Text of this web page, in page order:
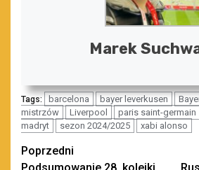
Marek
Tags: barcelona bayer leverkusen
mistrzów
Liverpool paris saint-germain
madryt
sezon 2024/2025 xabi alonso
Zobacz
Poprzedni
Podsumowanie 28. kolejki